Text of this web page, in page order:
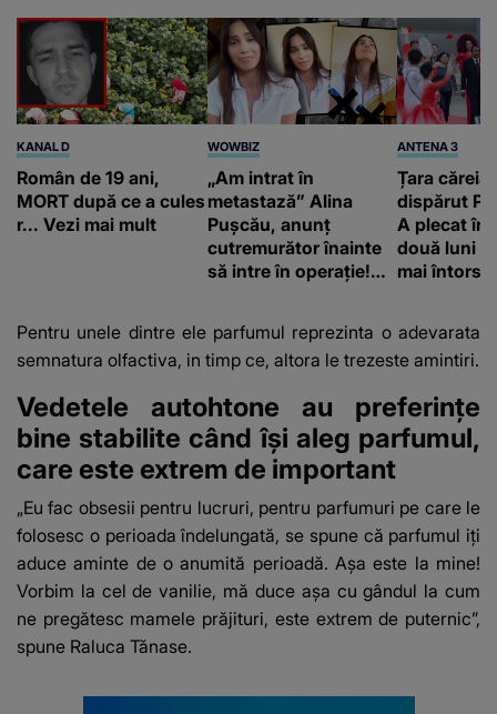
KANAL D
Român de 19 ani,
MORT după ce a cules
r... Vezi mai mult
WOWBIZ
„Am intrat în
metastază” Alina
Pușcău, anunț
cutremurător înainte
să intre în operație!
fanilor
ANTENA 3
Țara căreia
dispărut
A plecat în
două luni
mai întors
Pentru unele dintre ele parfumul reprezinta o adevarata
semnatura olfactiva, in timp ce, altora le trezeste amintiri.
Vedetele autohtone au preferințe
bine stabilite când își aleg parfumul,
care este extrem de important
„Eu fac obsesii pentru lucruri, pentru parfumuri pe care le
folosesc o perioada îndelungată, se spune că parfumul iți
aduce aminte de o anumită perioadă. Așa este la mine!
Vorbim la cel de vanilie, mă duce așa cu gândul la cum
ne pregătesc mamele prăjituri, este extrem de puternic”,
spune Raluca Tănase.